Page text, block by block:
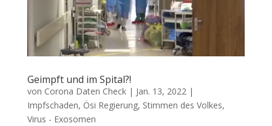
Geimpft und im Spital?!
von Corona Daten Check| Jan. 13, 2022|
Impfschaden, Ösi Regierung, Stimmen des Volkes,
Virus - Exosomen